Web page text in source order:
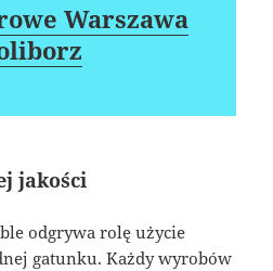
Warszawa
jakości
odgrywa rolę użycie
gatunku. Każdy wyrobów